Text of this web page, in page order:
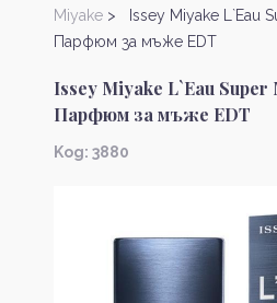
Miyake > Issey Miyake L`Eau
Парфюм за мъже EDT
Issey Miyake L`Eau
Парфюм за мъже EDT
Kод: 3880